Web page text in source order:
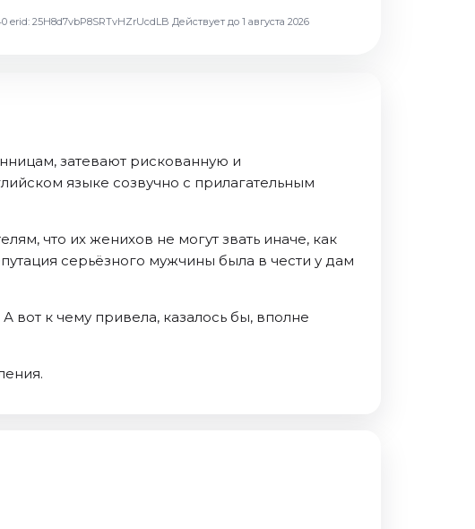
25H8d7vbP8SRTvHZrUcdLB Действует до 1 августа 2026
затевают рискованную и
языке созвучно с прилагательным
что их женихов не могут звать иначе, как
серьёзного мужчины была в чести у дам
к чему привела, казалось бы, вполне